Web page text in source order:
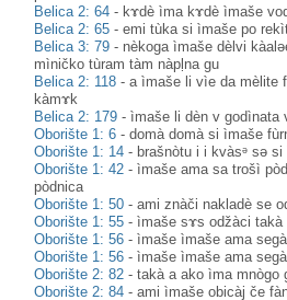
Belica 2: 64 - kɤdè ìma kɤdè ìmaše
Belica 2: 65 -emi tùka si ìmaše po
Belica 3: 79 - nèkoga ìmaše dèlvi
mìničko tùram tàm nàpḷna gu
Belica 2: 118 -a ìmaše li vìe da mèlite
kàmɤk
Belica 2: 179 -ìmaše li dèn v godìnata
Oborište 1: 6 -domà domà si ìmaše
Oborište 1: 14 - brašnòtu i i kvàsᵊ sə
Oborište 1: 42 -ìmaše ama sa trošì
pòdnica
Oborište 1: 50 -ami znàči nakladè se
Oborište 1: 55 -ìmaše sɤs odžàci takà
Oborište 1: 56 -ìmaše ìmaše ama
Oborište 1: 56 -ìmaše ìmaše ama
Oborište 2: 82 -takà a ako ìma mnògo
Oborište 2: 84 -ami ìmaše obicàj če